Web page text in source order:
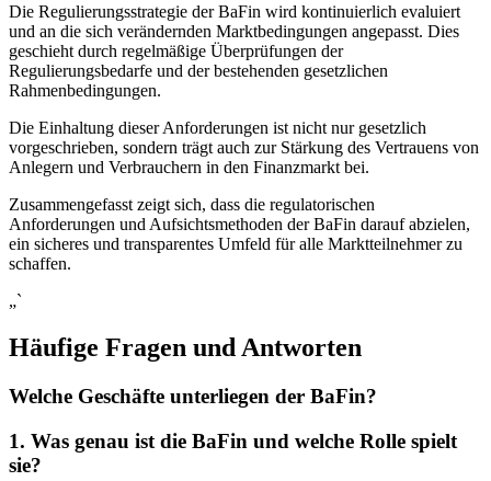
Die Regulierungsstrategie‍ der BaFin wird ‌kontinuierlich evaluiert
und ​an die ​sich verändernden Marktbedingungen angepasst. Dies
geschieht durch regelmäßige Überprüfungen der
Regulierungsbedarfe und der bestehenden‍ gesetzlichen
Rahmenbedingungen.
Die Einhaltung dieser Anforderungen ist nicht nur gesetzlich
vorgeschrieben, sondern trägt⁤ auch zur Stärkung des Vertrauens von
Anlegern und Verbrauchern in den Finanzmarkt bei.
Zusammengefasst⁣ zeigt sich,⁤ dass die regulatorischen
Anforderungen und Aufsichtsmethoden der BaFin⁣ darauf abzielen,
ein sicheres und transparentes Umfeld für alle​ Marktteilnehmer zu
schaffen.
„`
Häufige Fragen und Antworten
Welche Geschäfte unterliegen der BaFin?
1. Was genau ist ⁢die BaFin und welche Rolle spielt​
sie?